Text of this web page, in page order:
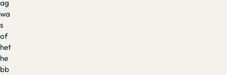
ag
wa
s
of
het
he
bb